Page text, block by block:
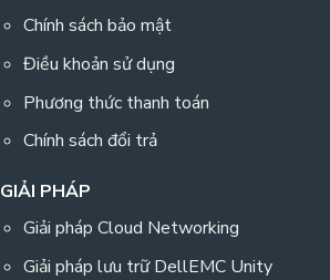
Chính sách bảo mật
Điều khoản sử dụng
Phương thức thanh toán
Chính sách đổi trả
GIẢI PHÁP
Giải pháp Cloud Networking
Giải pháp lưu trữ DellEMC Unity